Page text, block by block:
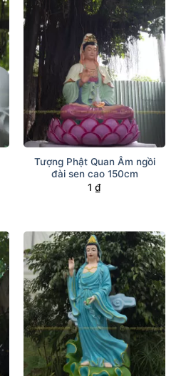
Tượng Phật Quan Âm ngồi
đài sen cao 150cm
1 ₫